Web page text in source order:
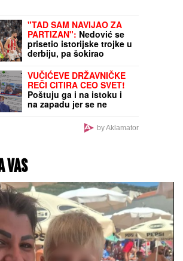
"TAD SAM NAVIJAO ZA
PARTIZAN": Nedović se
prisetio istorijske trojke u
derbiju, pa šokirao
košarkašku javnost!
VUČIĆEVE DRŽAVNIČKE
REČI CITIRA CEO SVET!
Poštuju ga i na istoku i
na zapadu jer se ne
dodvorava nikome, već
misli jedino na Srbiju!by Aklamator
VAS